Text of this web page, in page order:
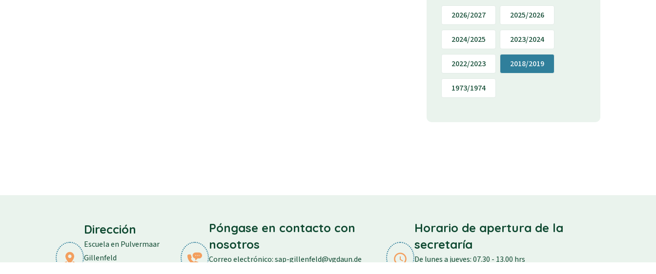
2026/2027 2025/2026
2024/2025 2023/2024
2022/2023 2018/2019
1973/1974
Dirección
Escuela en Pulvermaar
Gillenfeld
Póngase en contacto con
nosotros
Correo electrónico: sap-gillenfeld@vgdaun.de
Horario de apertura de la
secretaría
De lunes a jueves: 07.30 - 13.00 hrs